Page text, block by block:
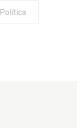
Política